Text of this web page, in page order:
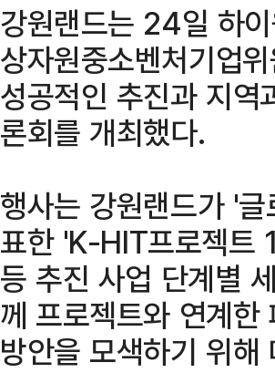
강원랜드는 24일 하
상자원중소벤처기업
성공적인 추진과 지
론회를 개최했다.
행사는 강원랜드가 '
표한 'K-HIT프로젝트
등 추진 사업 단계별
께 프로젝트와 연계
방안을 모색하기 위해